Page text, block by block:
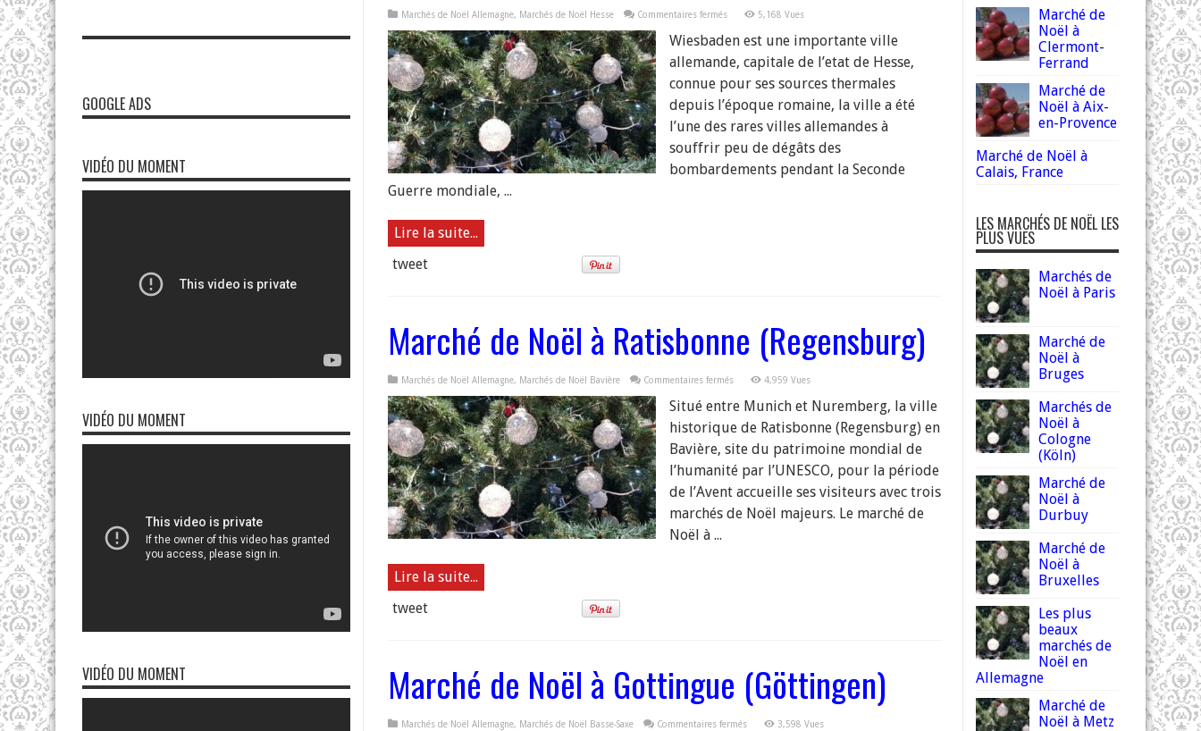
Marchés de Noël Allemagne, Marchés de Noël Hesse Commentaires fermés
Noël
Wiesbaden
5,168 Vues
Wiesbaden est une importante ville
allemande, capitale de l’etat de Hesse,
connue pour ses sources thermales
depuis l’époque romaine, la ville a été
l’une des rares villes allemandes à
souffrir peu de dégâts des
bombardements pendant la Seconde
Guerre mondiale, ...
Lire la suite...
tweet
Marché de Noël à Ratisbonne (Regensburg)
Marchés de Noël Allemagne, Marchés de Noël Bavière Commentaires fermés
Noël
Ratisbonne
4,959 Vues
Situé entre Munich et Nuremberg, la ville
historique de Ratisbonne (Regensburg) en
Bavière, site du patrimoine mondial de
l’humanité par l’UNESCO, pour la période
de l’Avent accueille ses visiteurs avec trois
marchés de Noël majeurs. Le marché de
Noël à ...
Lire la suite...
tweet
Marché de Noël à Gottingue (Göttingen)
Marchés de Noël Allemagne, Marchés de Noël Basse-Saxe Commentaires fermés 3,598 Vues
Marché de
Noël à
Clermont-
Ferrand
Marché de
Noël à Aix-
en-Provence
Marché de Noël à
Calais, France
LES MARCHÉS DE NOËL LES
PLUS VUES
Marchés de
Noël à Paris
Marché de
Noël à
Bruges
Marchés de
Noël à
Cologne
(Köln)
Marché de
Noël à
Durbuy
Marché de
Noël à
Bruxelles
Les plus
beaux
marchés de
Noël en
Allemagne
Marché de
Noël à Metz
GOOGLE ADS
VIDÉO DU MOMENT
VIDÉO DU MOMENT
VIDÉO DU MOMENT